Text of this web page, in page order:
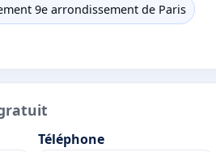
9e arrondissement de Paris
Téléphone